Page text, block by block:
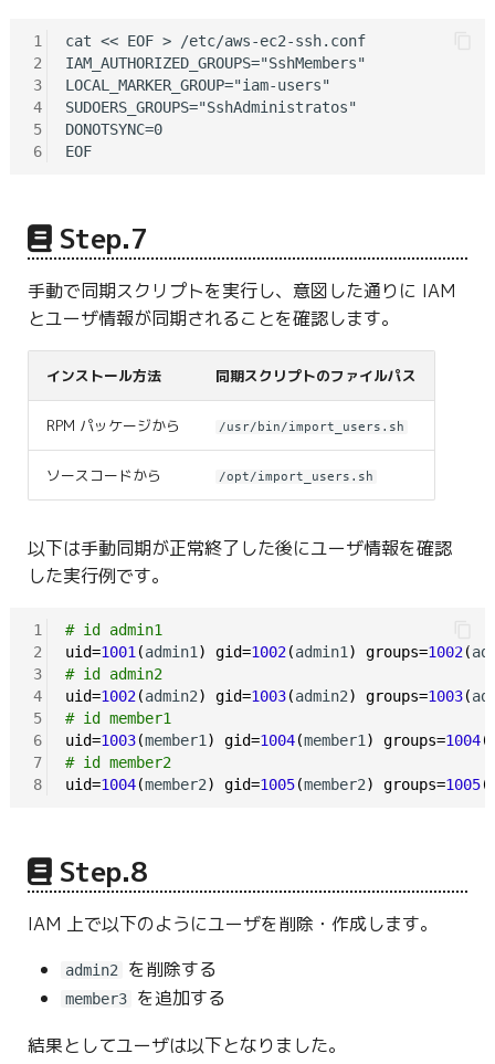
1
2
3
4
5
6
cat << EOF > /etc/aws-ec2-ssh.conf
IAM_AUTHORIZED_GROUPS="SshMembers"
LOCAL_MARKER_GROUP="iam-users"
SUDOERS_GROUPS="SshAdministratos"
DONOTSYNC=0
EOF
Step.7
手動で同期スクリプトを実行し、意図した通りに IAM
とユーザ情報が同期されることを確認します。
インストール方法 同期スクリプトのファイルパス
RPM パッケージから /usr/bin/import_users.sh
ソースコードから /opt/import_users.sh
以下は手動同期が正常終了した後にユーザ情報を確認
した実行例です。
1
2
3
4
5
6
7
8
# id admin1
uid=1001 (admin1 ) gid=1002(admin1 ) groups=1002(
# id admin2
uid=1002(admin2) gid=1003(admin2) groups=1003(
# id member1
uid=1003(member1 ) gid=1004(member1 ) groups=1004(
# id member2
uid=1004(member2) gid=1005(member2) groups=1005(
Step.8
IAM 上で以下のようにユーザを削除・作成します。
admin2 を削除する
member3
を追加する
結果としてユーザは以下となりました。